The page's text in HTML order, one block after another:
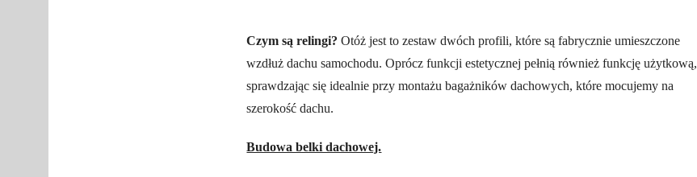
Czym są relingi? Otóż jest to zestaw dwóch profili, które są fabrycznie umieszczone
wzdłuż dachu samochodu. Oprócz funkcji estetycznej pełnią również funkcję użytkową,
sprawdzając się idealnie przy montażu bagażników dachowych, które mocujemy na
szerokość dachu.
Budowa belki dachowej.